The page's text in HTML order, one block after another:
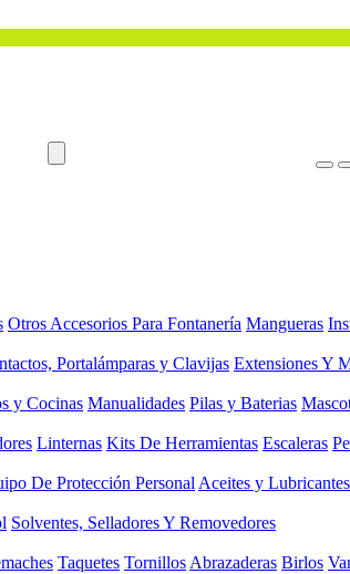
Otros Accesorios Para Fontanería Mangueras
Portalámparas y Clavijas Extensiones Y
y Cocinas Manualidades Pilas y Baterias
Linternas Kits De Herramientas Escaleras
De Protección Personal Aceites y Lubricantes
Solventes, Selladores Y Removedores
Taquetes Tornillos Abrazaderas Birlos